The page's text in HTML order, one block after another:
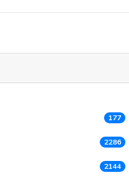
177
2286
2144